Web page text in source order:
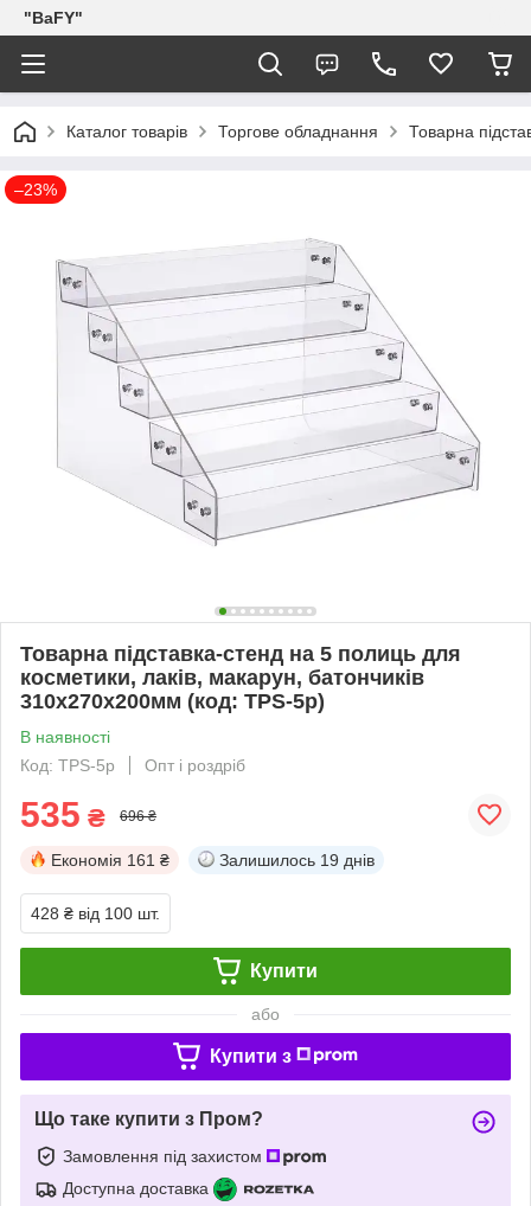
"BaFY"
Каталог товарів Торгове обладнання Товарна
–23%
Товарна підставка-стенд на 5 полиць для
косметики, лаків, макарун, батончиків
310х270х200мм (код: TPS-5p)
В наявності
Код: TPS-5p
Опт і роздріб
535 ₴ 696 ₴
Економія 161 ₴ Залишилось 19 днів
428 ₴ від 100 шт.
Купити
або
Купити з
Що таке купити з Пром?
Замовлення під захистом
Доступна доставка